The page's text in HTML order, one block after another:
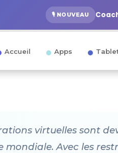
🎙️ NOUVEAU
Accueil Apps
virtuelles sont
mondiale. Avec les